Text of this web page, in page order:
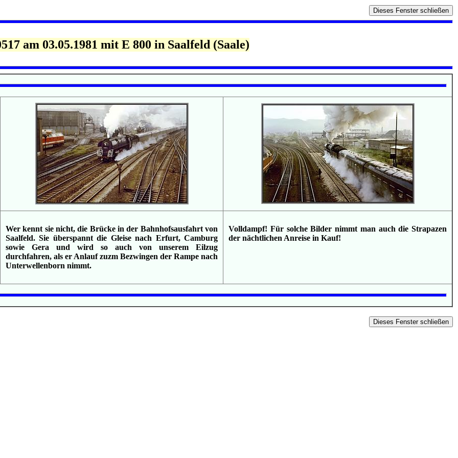
am 03.05.1981 mit E 800 in Saalfeld (Saale)
Wer kennt sie nicht, die Brücke in der Bahnhofsausfahrt von
Saalfeld. Sie überspannt die Gleise nach Erfurt, Camburg
sowie Gera und wird so auch von unserem Eilzug
durchfahren, als er Anlauf zuzm Bezwingen der Rampe nach
Unterwellenborn nimmt.
Volldampf! Für solche Bilder nimmt man auch die Strapazen
der nächtlichen Anreise in Kauf!